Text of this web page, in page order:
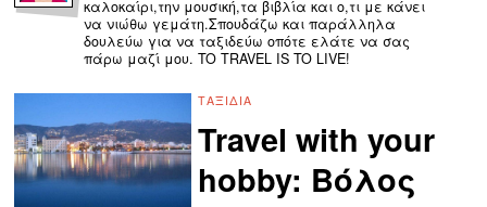
καλοκαίρι,την μουσική,τα βιβλία και ο,τι με κάνει
να νιώθω γεμάτη.Σπουδάζω και παράλληλα
δουλεύω για να ταξιδεύω οπότε ελάτε να σας
πάρω μαζί μου. TO TRAVEL IS TO LIVE!
ΤΑΞΊΔΙΑ
Travel with your
hobby: Βόλος